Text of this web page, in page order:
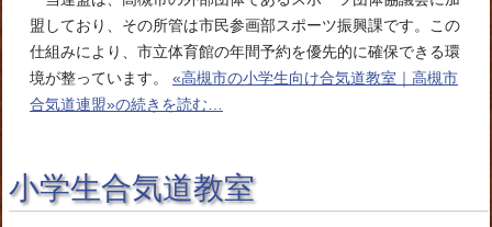
盟しており、その所管は市民参画部スポーツ振興課です。この
仕組みにより、市立体育館の年間予約を優先的に確保できる環
境が整っています。 «高槻市の小学生向け合気道教室｜高槻市
合気道連盟»の続きを読む…
小学生合気道教室